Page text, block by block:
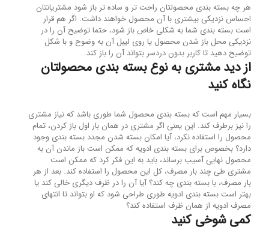
هر چه بسته بندی محصولتان راحت تر و ساده تر باز شود مشتریانتان
احساس نزدیکی بیشتری با آن محصول خواهند داشت. اگر هم قرار
است بسته بندی شما به شکلی خاص باز شود، حتما توضیح آن را در
نزدیکی محل باز شدن محصول یا روی لیبل آن به وضوح و با شکل
توضیح دهید تا کاربر بدون دردسر بتواند آن را باز کند.
از دید مشتری به نوع بسته بندی محصولتان
نگاه کنید
بسیار مهم است که بسته بندی محصول شما طوری باشد که نیاز مشتری
را نیز برطرف کند. این یعنی اگر مشتری در همان بار اول باز کردن، تمام
محصول را استفاده نکرد، آیا امکان بسته شدن مجدد بسته بندی وجود
دارد؟ بخصوص برای بسته بندی ادویه که ممکن است باز ماندن آن به
محصول نهایی آسیب برساند، باید به این فکر کرد که ممکن است
مشتری طی چند بار مصرف، کل این محصول را استفاده کند. بعد از هر
بار مصرف، با بسته بندی چه کند؟ آیا آن را در ظرف دیگری خالی کند یا
بهتر است بسته بندی ادویه طوری طراحی شود که او بتواند تا انتهای
مصرف ادویه از همان ظرف استفاده کند؟
کمی شوخی کنید